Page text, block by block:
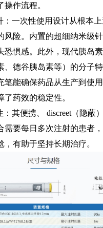
作流程。
：一次性使用设计从根本上
风险。内置的超细纳米级
恐惧感。此外，现代胰岛
、德谷胰岛素等）的分子
笔能确保药品从生产到使
药效的稳定性。
：其便携、 discreet（隐蔽
需要每日多次注射的患者
有助于坚持长期治疗。